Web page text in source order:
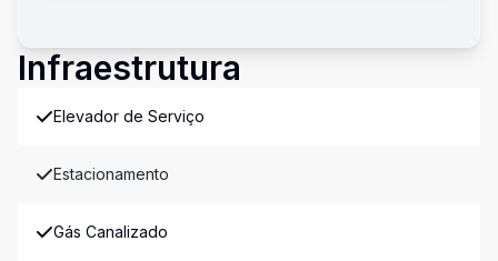
Infraestrutura
Elevador de Serviço
Estacionamento
Gás Canalizado